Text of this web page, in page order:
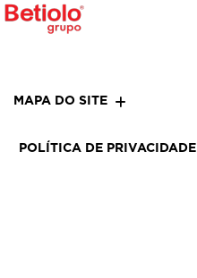
MAPA DO SITE
POLÍTICA DE PRIVACIDADE